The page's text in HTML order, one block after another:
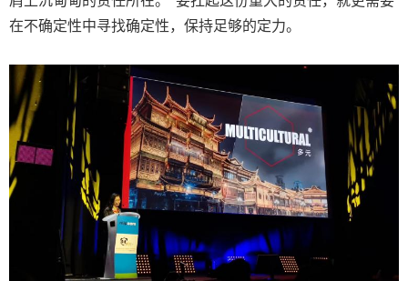
在不确定性中寻找确定性，保持足够的定力。